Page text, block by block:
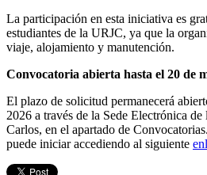
La participación en esta iniciativa es
estudiantes de la URJC, ya que la
viaje, alojamiento y manutención.
Convocatoria abierta hasta el 20 de
El plazo de solicitud permanecerá
2026 a través de la Sede Electrónica
Carlos, en el apartado de
puede iniciar accediendo al siguiente